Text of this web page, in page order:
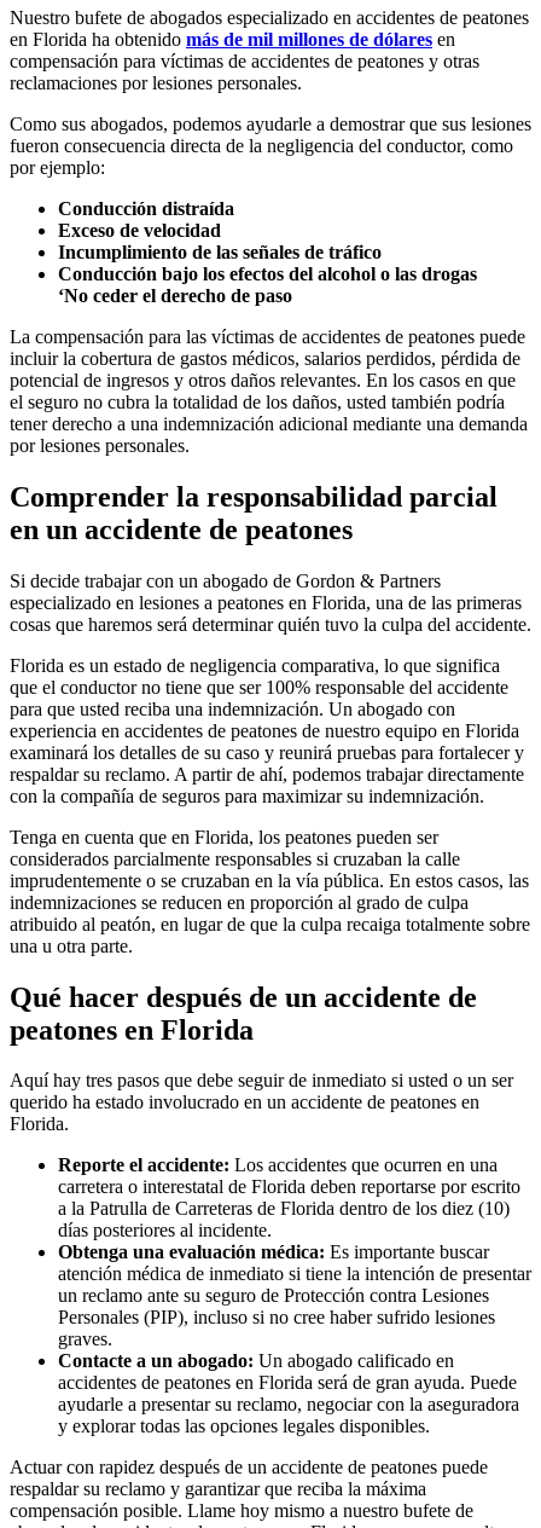
Nuestro bufete de abogados especializado en accidentes de peatones
en Florida ha obtenido más de mil millones de dólares en
compensación para víctimas de accidentes de peatones y otras
reclamaciones por lesiones personales.
Como sus abogados, podemos ayudarle a demostrar que sus lesiones
fueron consecuencia directa de la negligencia del conductor, como
por ejemplo:
Conducción distraída
Exceso de velocidad
Incumplimiento de las señales de tráfico
Conducción bajo los efectos del alcohol o las drogas
‘No ceder el derecho de paso
La compensación para las víctimas de accidentes de peatones puede
incluir la cobertura de gastos médicos, salarios perdidos, pérdida de
potencial de ingresos y otros daños relevantes. En los casos en que
el seguro no cubra la totalidad de los daños, usted también podría
tener derecho a una indemnización adicional mediante una demanda
por lesiones personales.
Comprender la responsabilidad parcial
en un accidente de peatones
Si decide trabajar con un abogado de Gordon & Partners
especializado en lesiones a peatones en Florida, una de las primeras
cosas que haremos será determinar quién tuvo la culpa del accidente.
Florida es un estado de negligencia comparativa, lo que significa
que el conductor no tiene que ser 100% responsable del accidente
para que usted reciba una indemnización. Un abogado con
experiencia en accidentes de peatones de nuestro equipo en Florida
examinará los detalles de su caso y reunirá pruebas para fortalecer y
respaldar su reclamo. A partir de ahí, podemos trabajar directamente
con la compañía de seguros para maximizar su indemnización.
Tenga en cuenta que en Florida, los peatones pueden ser
considerados parcialmente responsables si cruzaban la calle
imprudentemente o se cruzaban en la vía pública. En estos casos, las
indemnizaciones se reducen en proporción al grado de culpa
atribuido al peatón, en lugar de que la culpa recaiga totalmente sobre
una u otra parte.
Qué hacer después de un accidente de
peatones en Florida
Aquí hay tres pasos que debe seguir de inmediato si usted o un ser
querido ha estado involucrado en un accidente de peatones en
Florida.
Reporte el accidente: Los accidentes que ocurren en una
carretera o interestatal de Florida deben reportarse por escrito
a la Patrulla de Carreteras de Florida dentro de los diez (10)
días posteriores al incidente.
Obtenga una evaluación médica: Es importante buscar
atención médica de inmediato si tiene la intención de presentar
un reclamo ante su seguro de Protección contra Lesiones
Personales (PIP), incluso si no cree haber sufrido lesiones
graves.
Contacte a un abogado: Un abogado calificado en
accidentes de peatones en Florida será de gran ayuda. Puede
ayudarle a presentar su reclamo, negociar con la aseguradora
y explorar todas las opciones legales disponibles.
Actuar con rapidez después de un accidente de peatones puede
respaldar su reclamo y garantizar que reciba la máxima
compensación posible. Llame hoy mismo a nuestro bufete de